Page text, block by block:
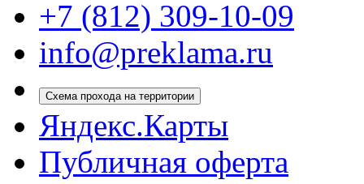
+7 (812) 309-10-09
info@preklama.ru
Схема прохода на территории
Яндекс.Карты
Публичная оферта